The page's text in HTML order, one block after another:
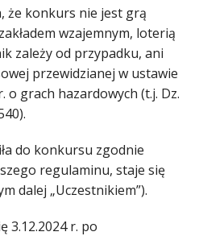
że konkurs nie jest grą
wzajemnym, loterią
zależy od przypadku, ani
przewidzianej w ustawie
o grach hazardowych (t.j. Dz.
do konkursu zgodnie
regulaminu, staje się
dalej „Uczestnikiem”).
3.12.2024 r. po